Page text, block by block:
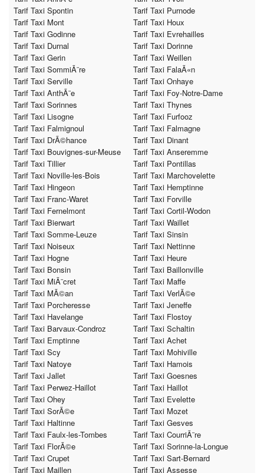
Tarif Taxi Spontin
Tarif Taxi Purnode
Tarif Taxi Mont
Tarif Taxi Houx
Tarif Taxi Godinne
Tarif Taxi Evrehailles
Tarif Taxi Durnal
Tarif Taxi Dorinne
Tarif Taxi Gerin
Tarif Taxi Weillen
Tarif Taxi SommiÃ¨re
Tarif Taxi FalaÃ«n
Tarif Taxi Serville
Tarif Taxi Onhaye
Tarif Taxi AnthÃ¨e
Tarif Taxi Foy-Notre-Dame
Tarif Taxi Sorinnes
Tarif Taxi Thynes
Tarif Taxi Lisogne
Tarif Taxi Furfooz
Tarif Taxi Falmignoul
Tarif Taxi Falmagne
Tarif Taxi DrÃ©hance
Tarif Taxi Dinant
Tarif Taxi Bouvignes-sur-Meuse
Tarif Taxi Anseremme
Tarif Taxi Tillier
Tarif Taxi Pontillas
Tarif Taxi Noville-les-Bois
Tarif Taxi Marchovelette
Tarif Taxi Hingeon
Tarif Taxi Hemptinne
Tarif Taxi Franc-Waret
Tarif Taxi Forville
Tarif Taxi Fernelmont
Tarif Taxi Cortil-Wodon
Tarif Taxi Bierwart
Tarif Taxi Waillet
Tarif Taxi Somme-Leuze
Tarif Taxi Sinsin
Tarif Taxi Noiseux
Tarif Taxi Nettinne
Tarif Taxi Hogne
Tarif Taxi Heure
Tarif Taxi Bonsin
Tarif Taxi Baillonville
Tarif Taxi MiÃ¨cret
Tarif Taxi Maffe
Tarif Taxi MÃ©an
Tarif Taxi VerlÃ©e
Tarif Taxi Porcheresse
Tarif Taxi Jeneffe
Tarif Taxi Havelange
Tarif Taxi Flostoy
Tarif Taxi Barvaux-Condroz
Tarif Taxi Schaltin
Tarif Taxi Emptinne
Tarif Taxi Achet
Tarif Taxi Scy
Tarif Taxi Mohiville
Tarif Taxi Natoye
Tarif Taxi Hamois
Tarif Taxi Jallet
Tarif Taxi Goesnes
Tarif Taxi Perwez-Haillot
Tarif Taxi Haillot
Tarif Taxi Ohey
Tarif Taxi Evelette
Tarif Taxi SorÃ©e
Tarif Taxi Mozet
Tarif Taxi Haltinne
Tarif Taxi Gesves
Tarif Taxi Faulx-les-Tombes
Tarif Taxi CourriÃ¨re
Tarif Taxi FlorÃ©e
Tarif Taxi Sorinne-la-Longue
Tarif Taxi Crupet
Tarif Taxi Sart-Bernard
Tarif Taxi Maillen
Tarif Taxi Assesse